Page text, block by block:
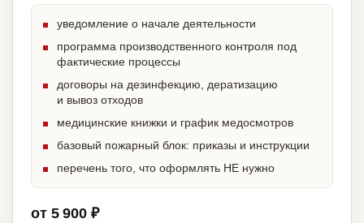
уведомление о начале деятельности
программа производственного контроля под
фактические процессы
договоры на дезинфекцию, дератизацию
и вывоз отходов
медицинские книжки и график медосмотров
базовый пожарный блок: приказы и инструкции
перечень того, что оформлять НЕ нужно
от 5 900 ₽